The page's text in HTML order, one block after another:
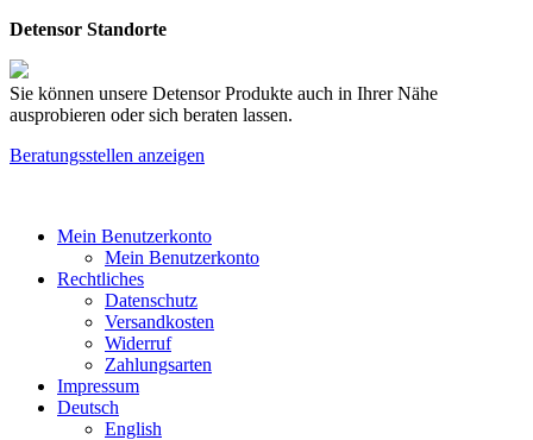
Detensor Standorte
Sie können unsere Detensor Produkte auch in Ihrer Nähe
ausprobieren oder sich beraten lassen.
Beratungsstellen anzeigen
Mein Benutzerkonto
Mein Benutzerkonto
Rechtliches
Datenschutz
Versandkosten
Widerruf
Zahlungsarten
Impressum
Deutsch
English